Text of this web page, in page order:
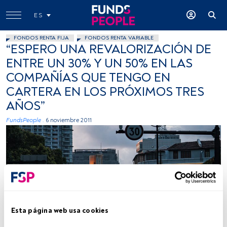
Esta página web usa cookies
ES
FONDOS RENTA FIJA FONDOS RENTA VARIABLE
“ESPERO UNA REVALORIZACIÓN DE
ENTRE UN 30% Y UN 50% EN LAS
COMPAÑÍAS QUE TENGO EN
CARTERA EN LOS PRÓXIMOS TRES
AÑOS”
FundsPeople . 6 noviembre 2011